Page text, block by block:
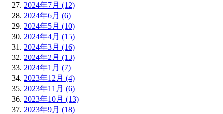
2024年7月 (12)
2024年6月 (6)
2024年5月 (10)
2024年4月 (15)
2024年3月 (16)
2024年2月 (13)
2024年1月 (7)
2023年12月 (4)
2023年11月 (6)
2023年10月 (13)
2023年9月 (18)